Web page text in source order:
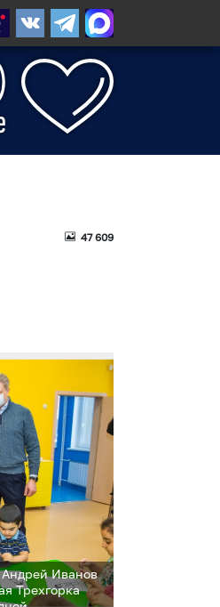
47 609
Андрей Иванов
Трехгорка